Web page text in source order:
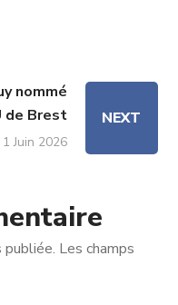
nommé
de Brest
1 Juin 2026
NEXT
publiée. Les champs